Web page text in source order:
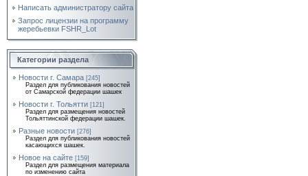
Написать администратору сайта
Запрос лицензии на программу
жеребьевки FSHR_Lot
Категории раздела
Новости г. Самара [245]
Раздел для публикования новостей
от Самарской федерации шашек
Новости г. Тольятти [121]
Раздел для размещения новостей
Тольяттинской федерации шашек.
Разные новости [276]
Раздел для публикования новостей
касающихся шашек.
Новое на сайте [159]
Раздел для размещения материала
по изменению сайта